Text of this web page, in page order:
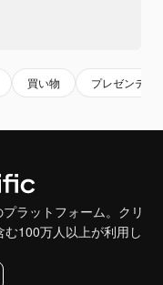
買い物 プレゼンテー
ラットフォーム。クリ
100万人以上が利用し